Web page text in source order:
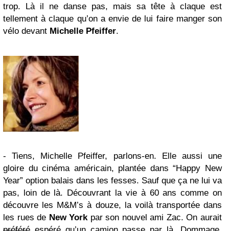
trop. Là il ne danse pas, mais sa tête à claque est
tellement à claque qu’on a envie de lui faire manger son
vélo devant Michelle Pfeiffer.
- Tiens, Michelle Pfeiffer, parlons-en. Elle aussi une
gloire du cinéma américain, plantée dans “Happy New
Year” option balais dans les fesses. Sauf que ça ne lui va
pas, loin de là. Découvrant la vie à 60 ans comme on
découvre les M&M’s à douze, la voilà transportée dans
les rues de New Yorkpar son nouvel ami Zac. On aurait